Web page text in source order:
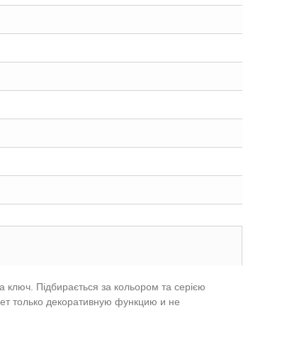
ключ. Підбирається за кольором та серією
только декоративную функцию и не